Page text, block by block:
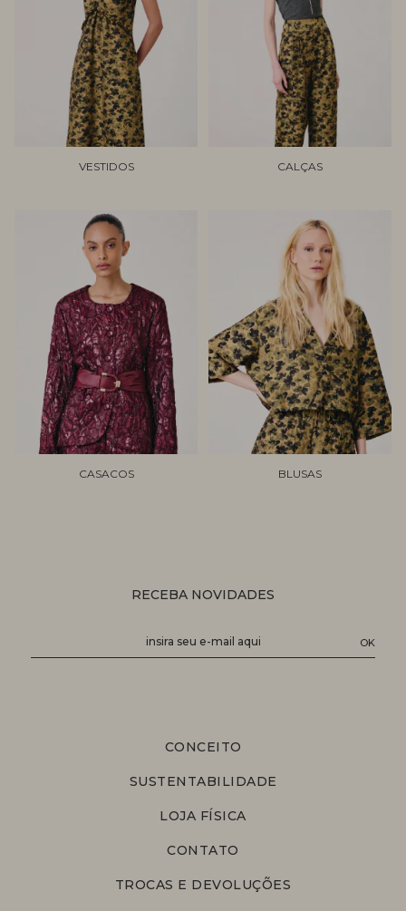
VESTIDOS CALÇAS
CASACOS BLUSAS
RECEBA NOVIDADES
CONCEITO
SUSTENTABILIDADE
LOJA FÍSICA
CONTATO
TROCAS E DEVOLUÇÕES